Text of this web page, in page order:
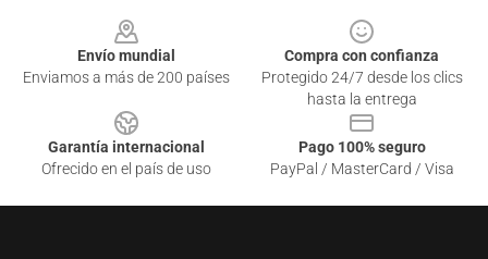
Envío mundial
Enviamos a más de 200 países
Compra con confianza
Protegido 24/7 desde los clics
hasta la entrega
Garantía internacional
Ofrecido en el país de uso
Pago 100% seguro
PayPal / MasterCard / Visa